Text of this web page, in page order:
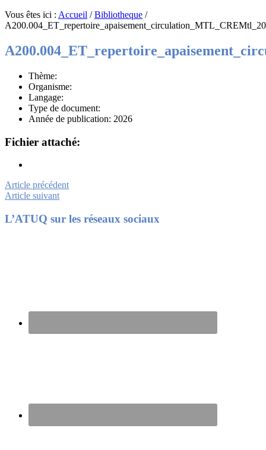
Vous êtes ici : Accueil /Bibliotheque /
Thème:
Organisme:
Langage:
Type de document:
Année de publication: 2026
Fichier attaché:
Article précédent
Article suivant
Footer
L’ATUQ sur les réseaux sociaux